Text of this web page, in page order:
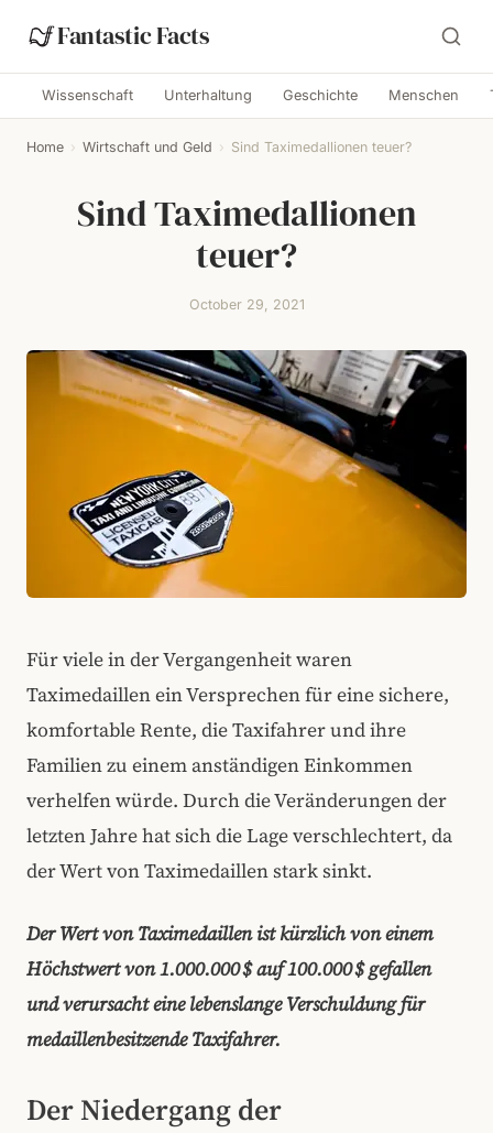
Fantastic Facts
Wissenschaft Unterhaltung Geschichte Menschen
Home › Wirtschaft und Geld › Sind Taximedallionen teuer?
Sind Taximedallionen
teuer?
October 29, 2021
Für viele in der Vergangenheit waren
Taximedaillen ein Versprechen für eine sichere,
komfortable Rente, die Taxifahrer und ihre
Familien zu einem anständigen Einkommen
verhelfen würde. Durch die Veränderungen der
letzten Jahre hat sich die Lage verschlechtert, da
der Wert von Taximedaillen stark sinkt.
Der Wert von Taximedaillen ist kürzlich von einem
Höchstwert von 1.000.000 $ auf 100.000 $ gefallen
und verursacht eine lebenslange Verschuldung für
medaillenbesitzende Taxifahrer.
Der Niedergang der